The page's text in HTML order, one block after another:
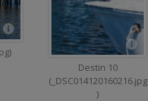
Destin 10
(_DSC014120160216.jpg
)